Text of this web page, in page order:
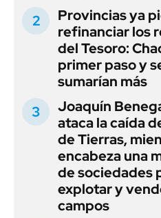
Provincias ya
refinanciar los
del Tesoro:
primer paso y
sumarían más
Joaquín
ataca la caída
de Tierras,
encabeza una
de sociedades
explotar y
campos